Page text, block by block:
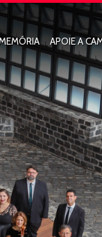
HENRIQUE DE
TEMPORADAS
DE IMAGENS
APOIE A
LEI DE